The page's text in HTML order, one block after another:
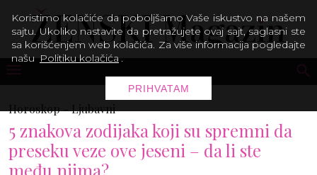
Horoskop -Ljubavni
5 znakova zodijaka koji su spremni da
preseku veze ove jeseni – da li ste
među njima?
Koristimo kolačiće da poboljšamo Vaše iskustvo na našem
sajtu. Ukoliko nastavite da pretražujete ovaj sajt, saglasni ste
sa korišćenjem web kolačića. Za više informacija pogledajte
našu Politiku kolačića .
PRIHVATAM